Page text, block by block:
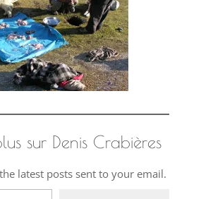
sur Denis Crabières
latest posts sent to your email.